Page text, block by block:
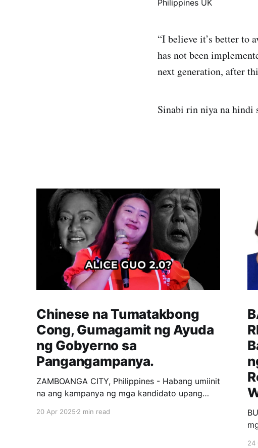
“I believe it’s better to
has not been
next generation, after
Sinabi rin niya na hindi
Chinese na Tumatakbong
Cong, Gumagamit ng Ayuda
ng Gobyerno sa
Pangangampanya.
ZAMBOANGA CITY, Philippines - Habang umiinit
na ang kampanya ng mga kandidato upang
nangyayari milagro sa isang Distrito sa
20 Apr 2025 2 min read
24